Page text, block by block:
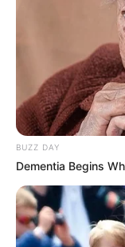
BUZZ DAY
Dementia Begins